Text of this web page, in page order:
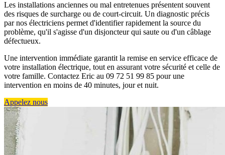
Les installations anciennes ou mal entretenues présentent souvent
des risques de surcharge ou de court-circuit. Un diagnostic précis
par nos électriciens permet d'identifier rapidement la source du
problème, qu'il s'agisse d'un disjoncteur qui saute ou d'un câblage
défectueux.
Une intervention immédiate garantit la remise en service efficace de
votre installation électrique, tout en assurant votre sécurité et celle de
votre famille. Contactez Eric au 09 72 51 99 85 pour une
intervention en moins de 40 minutes, jour et nuit.
Appelez nous